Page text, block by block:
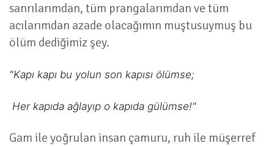
sanrılarımdan, tüm prangalarımdan ve tüm
acılarımdan azade olacağımın muştusuymuş bu
ölüm dediğimiz şey.
"Kapı kapı bu yolun son kapısı ölümse;
Her kapıda ağlayıp o kapıda gülümse!"
Gam ile yoğrulan insan çamuru, ruh ile müşerref